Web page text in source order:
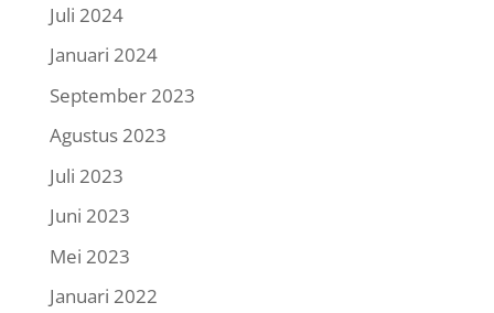
Juli 2024
Januari 2024
September 2023
Agustus 2023
Juli 2023
Juni 2023
Mei 2023
Januari 2022